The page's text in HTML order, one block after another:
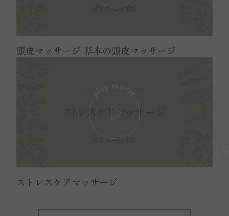
頭皮マッサージ-基本の頭皮マッサージ
Play: Keynote (Google I/O
ストレスケアマッサージ